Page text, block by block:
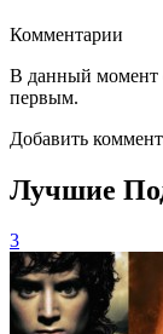
Комментарии
В данный момент
первым.
Добавить
Лучшие
3